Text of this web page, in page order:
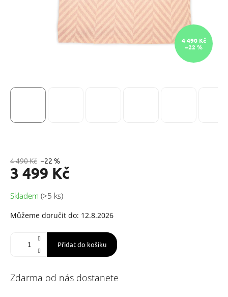
4 490 Kč
–22 %
4 490 Kč –22 %
3 499 Kč
Měrná
cena:
Skladem (>5 ks)
Můžeme doručit do: 12.8.2026
Přidat do košíku
Zdarma od nás dostanete